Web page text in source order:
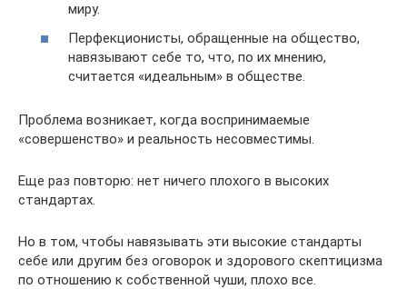
миру.
Перфекционисты, обращенные на общество,
навязывают себе то, что, по их мнению,
считается «идеальным» в обществе.
Проблема возникает, когда воспринимаемые
«совершенство» и реальность несовместимы.
Еще раз повторю: нет ничего плохого в высоких
стандартах.
Но в том, чтобы навязывать эти высокие стандарты
себе или другим без оговорок и здорового скептицизма
по отношению к собственной чуши, плохо все.